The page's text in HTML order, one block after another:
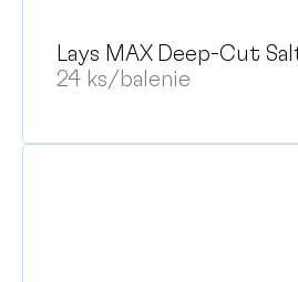
Lays MAX Deep-Cut
24 ks/balenie